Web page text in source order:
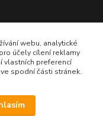
webu, analytické
účely cílení reklamy
vlastních preferencí
spodní části stránek.